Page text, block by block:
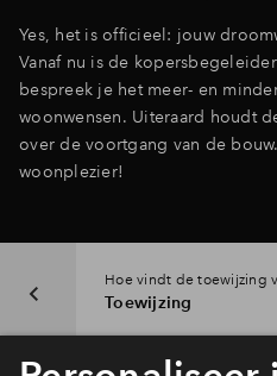
Yes, het is officieel: jouw
Vanaf nu is de
bespreek je het meer- en
woonwensen. Uiteraard houdt
over de voortgang van de
woonplezier!
Hoe vindt de toewijzing
Toewijzing